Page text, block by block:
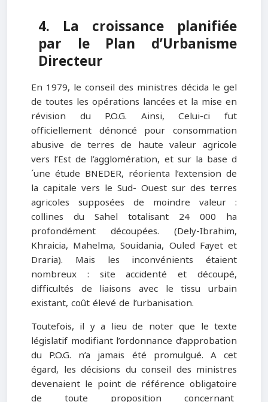
4. La croissance planifiée
par le Plan d’Urbanisme
Directeur
En 1979, le conseil des ministres décida le gel
de toutes les opérations lancées et la mise en
révision du P.O.G. Ainsi, Celui-ci fut
officiellement dénoncé pour consommation
abusive de terres de haute valeur agricole
vers l’Est de l’agglomération, et sur la base d
´une étude BNEDER, réorienta l’extension de
la capitale vers le Sud- Ouest sur des terres
agricoles supposées de moindre valeur :
collines du Sahel totalisant 24 000 ha
profondément découpées. (Dely-Ibrahim,
Khraicia, Mahelma, Souidania, Ouled Fayet et
Draria). Mais les inconvénients étaient
nombreux : site accidenté et découpé,
difficultés de liaisons avec le tissu urbain
existant, coût élevé de l’urbanisation.
Toutefois, il y a lieu de noter que le texte
législatif modifiant l’ordonnance d’approbation
du P.O.G. n’a jamais été promulgué. A cet
égard, les décisions du conseil des ministres
devenaient le point de référence obligatoire